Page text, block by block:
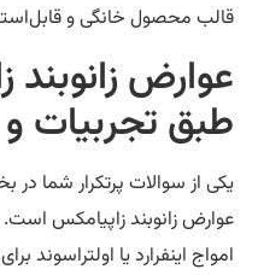
محصول خانگی و قابل‌استفاده
زانوبند
تجربیات و
از سوالات پرتکرار شما در بخش
زانوبند زاپیامکس است.
اینفرارد یا اولتراسوند برای